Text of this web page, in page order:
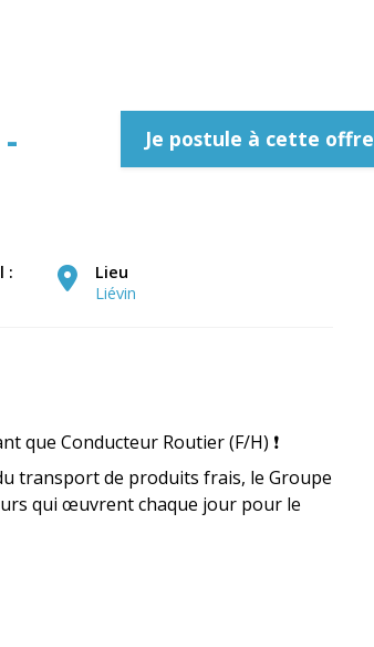
Je postule à cette offre
:
Lieu
Liévin
que Conducteur Routier (F/H) ❗
transport de produits frais, le Groupe
qui œuvrent chaque jour pour le